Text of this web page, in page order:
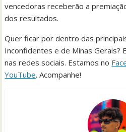
vencedoras receberão a
dos resultados.
Quer ficar por dentro das
Inconfidentes e de Minas Gerais?
nas redes sociais. Estamos no
YouTube. Acompanhe!